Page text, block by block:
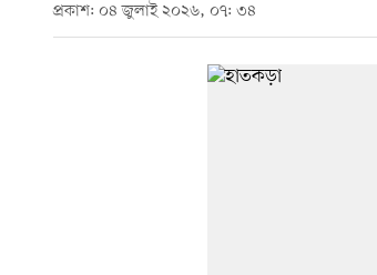
প্রকাশ: ০৪ জুলাই ২০২৬, ০৭: ৩৪